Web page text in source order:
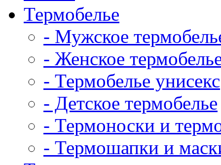
Термобелье
- Мужское
- Женское
- Термобелье унисекс
- Детское термобелье
- Термоноски и
- Термошапки и